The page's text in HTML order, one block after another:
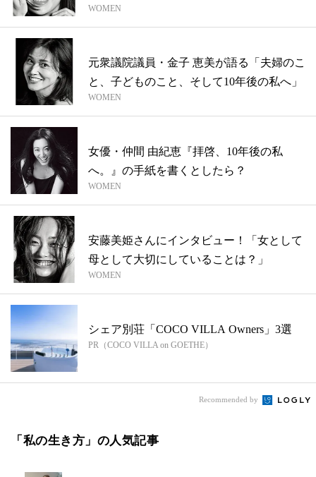
WOMEN
元衆議院議員・金子 恵美が語る「夫婦のこ
と、子どものこと、そして10年後の私へ」
WOMEN
女優・仲間 由紀恵『拝啓、10年後の私
へ。』の手紙を書くとしたら？
WOMEN
安藤美姫さんにインタビュー！「女として
母として大切にしていることは？」
WOMEN
シェア別荘「COCO VILLA Owners」3選
PR（COCO VILLA on GOETHE）
Recommended by
「私の生き方」の人気記事